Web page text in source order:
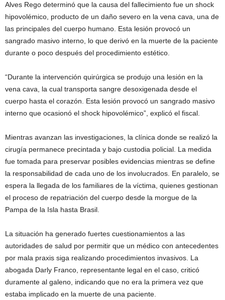
Alves Rego determinó que la causa del fallecimiento fue un shock
hipovolémico, producto de un daño severo en la vena cava, una de
las principales del cuerpo humano. Esta lesión provocó un
sangrado masivo interno, lo que derivó en la muerte de la paciente
durante o poco después del procedimiento estético.
“Durante la intervención quirúrgica se produjo una lesión en la
vena cava, la cual transporta sangre desoxigenada desde el
cuerpo hasta el corazón. Esta lesión provocó un sangrado masivo
interno que ocasionó el shock hipovolémico”, explicó el fiscal.
Mientras avanzan las investigaciones, la clínica donde se realizó la
cirugía permanece precintada y bajo custodia policial. La medida
fue tomada para preservar posibles evidencias mientras se define
la responsabilidad de cada uno de los involucrados. En paralelo, se
espera la llegada de los familiares de la víctima, quienes gestionan
el proceso de repatriación del cuerpo desde la morgue de la
Pampa de la Isla hasta Brasil.
La situación ha generado fuertes cuestionamientos a las
autoridades de salud por permitir que un médico con antecedentes
por mala praxis siga realizando procedimientos invasivos. La
abogada Darly Franco, representante legal en el caso, criticó
duramente al galeno, indicando que no era la primera vez que
estaba implicado en la muerte de una paciente.